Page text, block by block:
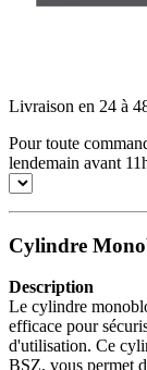
Livraison en 24 à
Pour toute
lendemain avant
Cylindre
Description
Le cylindre
efficace pour
d'utilisation. Ce
BSZ, vous permet